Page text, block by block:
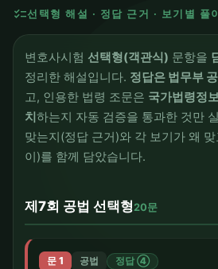
checklist선택형 해설 · 정답 근거 · 보기별 풀이
변호사시험 선택형(객관식) 문항을
정리한 해설입니다. 정답은 법무부
고, 인용한 법령 조문은 국가법령정
치하는지 자동 검증을 통과한 것만
맞는지(정답 근거)와 각 보기가 왜
이)를 함께 담았습니다.
제7회 공법 선택형20문
문 1 공법 정답 ④